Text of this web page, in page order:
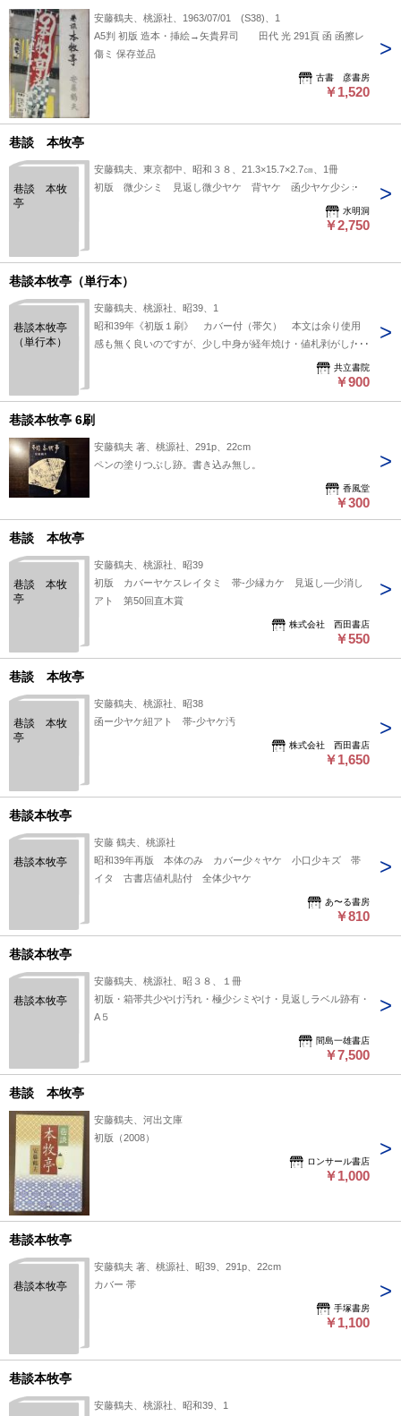
安藤鶴夫、桃源社、1963/07/01 (S38)、1
A5判 初版 造本・挿絵→矢貴昇司 田代 光 291頁 函 函擦レ
傷ミ 保存並品
古書 彦書房
￥1,520
巷談 本牧亭
巷談 本牧
亭
安藤鶴夫、東京都中、昭和３８、21.3×15.7×2.7㎝、1冊
初版 微少シミ 見返し微少ヤケ 背ヤケ 函少ヤケ少シミ
水明洞
￥2,750
巷談本牧亭（単行本）
巷談本牧亭
（単行本）
安藤鶴夫、桃源社、昭39、1
昭和39年《初版１刷》 カバー付（帯欠） 本文は余り使用
感も無く良いのですが、少し中身が経年焼け・値札剥がした跡
共立書院
￥900
巷談本牧亭 6刷
安藤鶴夫 著、桃源社、291p、22cm
ペンの塗りつぶし跡。書き込み無し。
香風堂
￥300
巷談 本牧亭
巷談 本牧
亭
安藤鶴夫、桃源社、昭39
初版 カバーヤケスレイタミ 帯-少縁カケ 見返し―少消し
アト 第50回直木賞
株式会社 西田書店
￥550
巷談 本牧亭
巷談 本牧
亭
安藤鶴夫、桃源社、昭38
函ー少ヤケ紐アト 帯-少ヤケ汚
株式会社 西田書店
￥1,650
巷談本牧亭
巷談本牧亭
安藤 鶴夫、桃源社
昭和39年再版 本体のみ カバー少々ヤケ 小口少キズ 帯
イタ 古書店値札貼付 全体少ヤケ
あ〜る書房
￥810
巷談本牧亭
巷談本牧亭
安藤鶴夫、桃源社、昭３８、１冊
初版・箱帯共少やけ汚れ・極少シミやけ・見返しラベル跡有・
A５
間島一雄書店
￥7,500
巷談 本牧亭
安藤鶴夫、河出文庫
初版（2008）
ロンサール書店
￥1,000
巷談本牧亭
巷談本牧亭
安藤鶴夫 著、桃源社、昭39、291p、22cm
カバー 帯
手塚書房
￥1,100
巷談本牧亭
安藤鶴夫、桃源社、昭和39、1